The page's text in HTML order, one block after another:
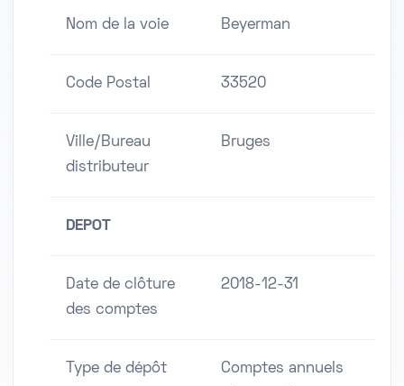
Nom de la voie Beyerman
Code Postal 33520
Ville/Bureau
distributeur
Bruges
DEPOT
Date de clôture
des comptes
2018-12-31
Type de dépôt
Comptes annuels